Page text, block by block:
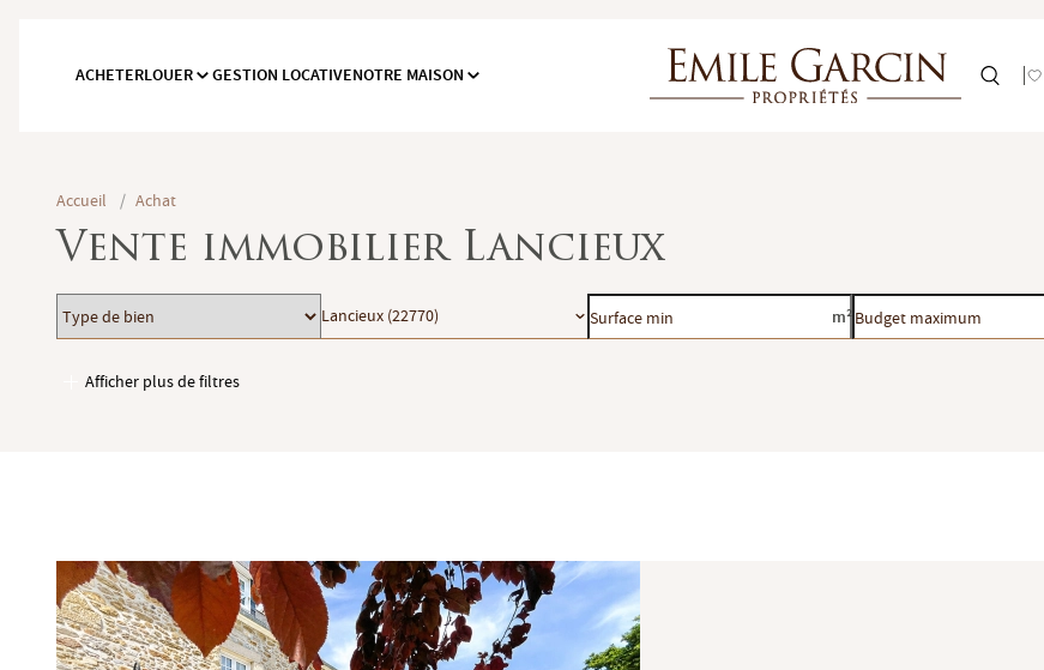
ACHETERLOUER GESTION LOCATIVENOTRE MAISON
Accueil / Achat
Vente immobilier Lancieux
Type
de
bien
Localisation
Lancieux (22770)
Surface
min
m²Budget
maximum
Afficher plus de filtres
Garages / Parking
Terrasse
Jardin